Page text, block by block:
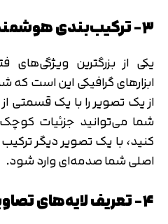
۳- ترکیب‌بندی هوشمند
یکی از بزرگترین
ابزارهای گرافیکی این است
از یک تصویر را با یک قسمتی
شما می‌توانید جزئیات
کنید، با یک تصویر دیگر
اصلی شما صدمه‌ای وارد شود.
۴- تعریف لایه‌های تصاویر